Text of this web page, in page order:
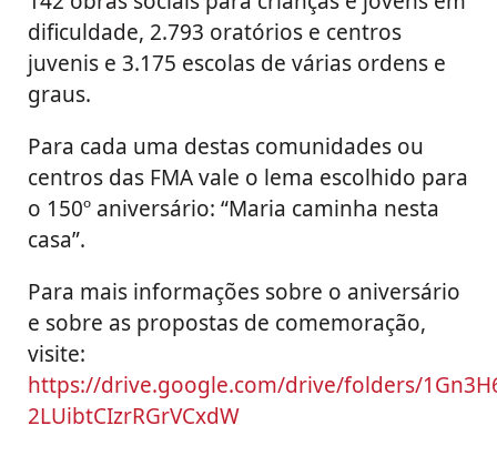
dificuldade, 2.793 oratórios e centros
juvenis e 3.175 escolas de várias ordens e
graus.
Para cada uma destas comunidades ou
centros das FMA vale o lema escolhido para
o 150º aniversário: “Maria caminha nesta
casa”.
Para mais informações sobre o aniversário
e sobre as propostas de comemoração,
visite:
https://drive.google.com/drive/folders/
2LUibtCIzrRGrVCxdW